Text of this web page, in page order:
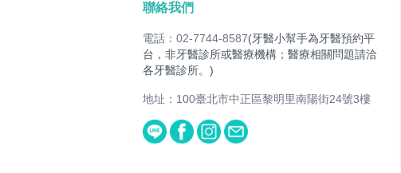
聯絡我們
電話：02-7744-8587(牙醫小幫手為牙醫預約平
台，非牙醫診所或醫療機構；醫療相關問題請洽
各牙醫診所。)
地址：100臺北市中正區黎明里南陽街24號3樓